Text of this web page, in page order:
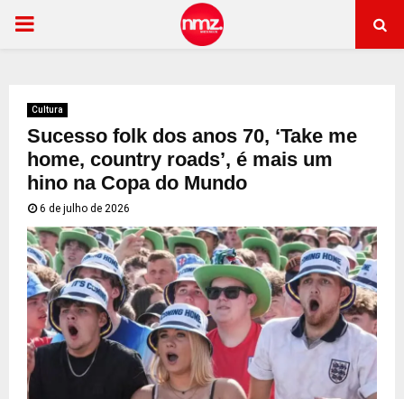
PRIMARY
Cultura
Sucesso folk dos anos 70, ‘Take me
home, country roads’, é mais um
hino na Copa do Mundo
6 de julho de 2026